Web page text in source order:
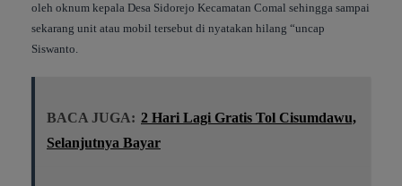
oleh oknum kepala Desa Sidorejo Kecamatan Comal sehingga sampai
sekarang unit atau mobil tersebut di nyatakan hilang “uncap
Siswanto.
BACA JUGA: 2 Hari Lagi Gratis Tol Cisumdawu,
Selanjutnya Bayar